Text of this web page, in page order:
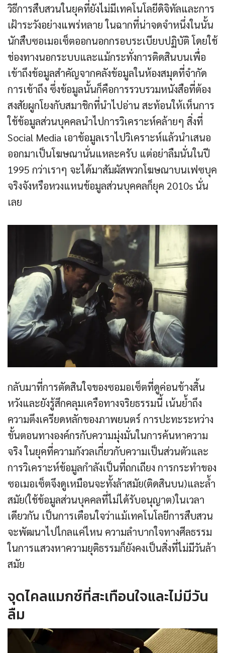
วิธีการสืบสวนในยุคที่ยังไม่มีเทคโนโลยีดิจิทัลและการ
เฝ้าระวังอย่างแพร่หลาย ในฉากที่น่าจดจำหนึ่งในนั้น
นักสืบซอเมอเซ็ตออกนอกกรอบระเบียบปฏิบัติ โดยใช้
ช่องทางนอกระบบและแม้กระทั่งการติดสินบนเพื่อ
เข้าถึงข้อมูลสำคัญจากคลังข้อมูลในห้องสมุดที่จำกัด
การเข้าถึง ซึ่งข้อมูลนั้นก็คือการรวบรวมหนังสือที่ต้อง
สงสัยผูกโยงกับสมาชิกที่นำไปอ่าน สะท้อนให้เห็นการ
ใช้ข้อมูลส่วนบุคคลนำไปการวิเคราะห์คล้ายๆ สิ่งที่
Social Media เอาข้อมูลเราไปวิเคราะห์แล้วนำเสนอ
ออกมาเป็นโฆษณานั่นแหละครับ แต่อย่าลืมนั่นในปี
1995 กว่าเราๆ จะได้มาสัมผัสพวกโฆษณาบนเฟซบุค
จริงจังหรือหวงแหนข้อมูลส่วนบุคคลก็ยุค 2010s นั่น
เลย
กลับมาที่การตัดสินใจของซอมอเซ็ตที่ดูค่อนข้างสิ้น
หวังและยังรู้สึกคลุมเครือทางจริยธรรมนี้ เน้นย้ำถึง
ความตึงเครียดหลักของภาพยนตร์ การปะทะระหว่าง
ขั้นตอนทางองค์กรกับความมุ่งมั่นในการค้นหาความ
จริง ในยุคที่ความกังวลเกี่ยวกับความเป็นส่วนตัวและ
การวิเคราะห์ข้อมูลกำลังเป็นที่ถกเถียง การกระทำของ
ซอเมอเซ็ตจึงดูเหมือนจะทั้งล้าสมัย(ติดสินบน)และล้ำ
สมัย(ใช้ข้อมูลส่วนบุคคลที่ไม่ได้รับอนุญาต)ในเวลา
เดียวกัน เป็นการเตือนใจว่าแม้เทคโนโลยีการสืบสวน
จะพัฒนาไปไกลแค่ไหน ความลำบากใจทางศีลธรรม
ในการแสวงหาความยุติธรรมก็ยังคงเป็นสิ่งที่ไม่มีวันล้า
สมัย
จุดไคลแมกซ์ที่สะเทือนใจและไม่มีวัน
ลืม